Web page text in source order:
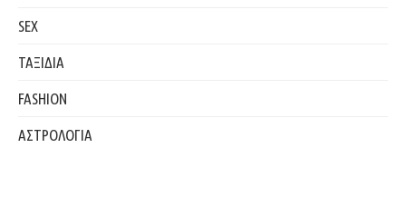
SEX
ΤΑΞΙΔΙΑ
FASHION
ΑΣΤΡΟΛΟΓΙΑ